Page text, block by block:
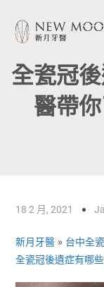
全瓷冠
醫帶
18 2 月, 2021
新月牙醫 » 台中全
全瓷冠後遺症有哪